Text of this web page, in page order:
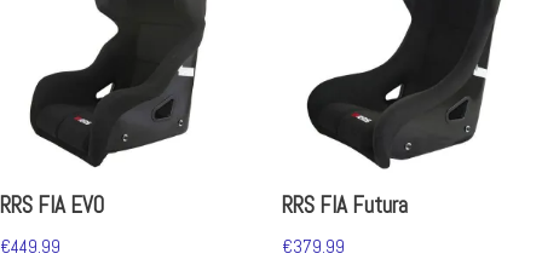
RRS FIA EVO
€449.99
RRS FIA Futura
€379.99